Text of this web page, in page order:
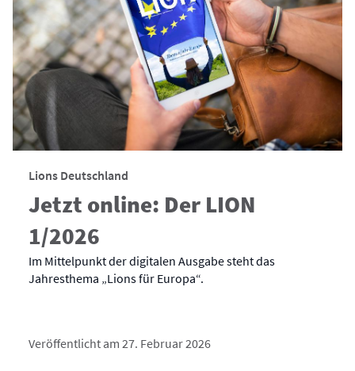
Lions Deutschland
Jetzt online: Der LION
1/2026
Im Mittelpunkt der digitalen Ausgabe steht das
Jahresthema „Lions für Europa“.
Veröffentlicht am 27. Februar 2026